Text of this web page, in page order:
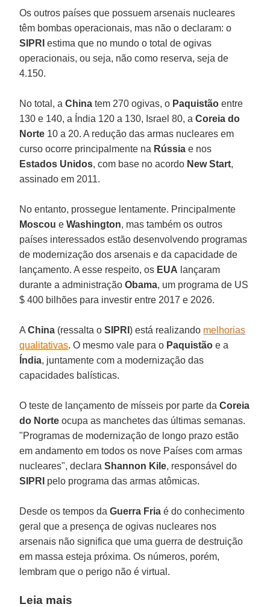
Os outros países que possuem arsenais nucleares
têm bombas operacionais, mas não o declaram: o
SIPRI estima que no mundo o total de ogivas
operacionais, ou seja, não como reserva, seja de
4.150.
No total, aChina tem 270 ogivas, o Paquistão entre
130 e 140, a Índia 120 a 130, Israel 80, aCoreia do
Norte 10 a 20. A redução das armas nucleares em
curso ocorre principalmente na Rússia e nos
Estados Unidos, com base no acordo New Start,
assinado em 2011.
No entanto, prossegue lentamente. Principalmente
Moscou eWashington, mas também os outros
países interessados estão desenvolvendo programas
de modernização dos arsenais e da capacidade de
lançamento. A esse respeito, os EUA lançaram
durante a administraçãoObama, um programa de US
$ 400 bilhões para investir entre 2017 e 2026.
AChina (ressalta oSIPRI) está realizando melhorias
qualitativas. O mesmo vale para o Paquistão e a
Índia, juntamente com a modernização das
capacidades balísticas.
O teste de lançamento de mísseis por parte daCoreia
do Norte ocupa as manchetes das últimas semanas.
"Programas de modernização de longo prazo estão
em andamento em todos os nove Países com armas
nucleares", declaraShannon Kile, responsável do
SIPRI pelo programa das armas atômicas.
Desde os tempos daGuerra Fria é do conhecimento
geral que a presença de ogivas nucleares nos
arsenais não significa que uma guerra de destruição
em massa esteja próxima. Os números, porém,
lembram que o perigo não é virtual.
Leia mais